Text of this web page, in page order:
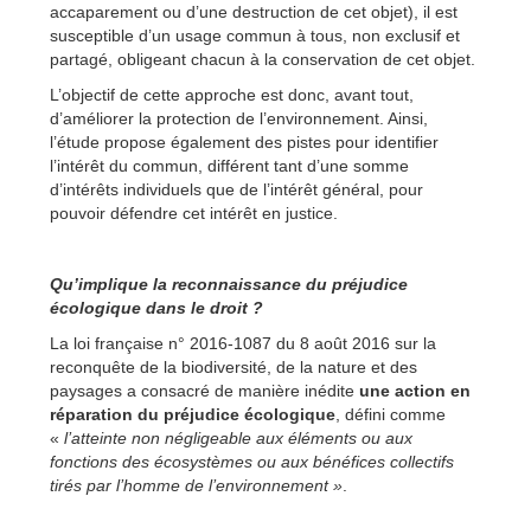
accaparement ou d’une destruction de cet objet), il est
susceptible d’un usage commun à tous, non exclusif et
partagé, obligeant chacun à la conservation de cet objet.
L’objectif de cette approche est donc, avant tout,
d’améliorer la protection de l’environnement. Ainsi,
l’étude propose également des pistes pour identifier
l’intérêt du commun, différent tant d’une somme
d’intérêts individuels que de l’intérêt général, pour
pouvoir défendre cet intérêt en justice.
Qu’implique la reconnaissance du préjudice
écologique dans le droit ?
La loi française n° 2016-1087 du 8 août 2016 sur la
reconquête de la biodiversité, de la nature et des
paysages a consacré de manière inédite une action en
réparation du préjudice écologique , défini comme
« l’atteinte non négligeable aux éléments ou aux
fonctions des écosystèmes ou aux bénéfices collectifs
tirés par l’homme de l’environnement »